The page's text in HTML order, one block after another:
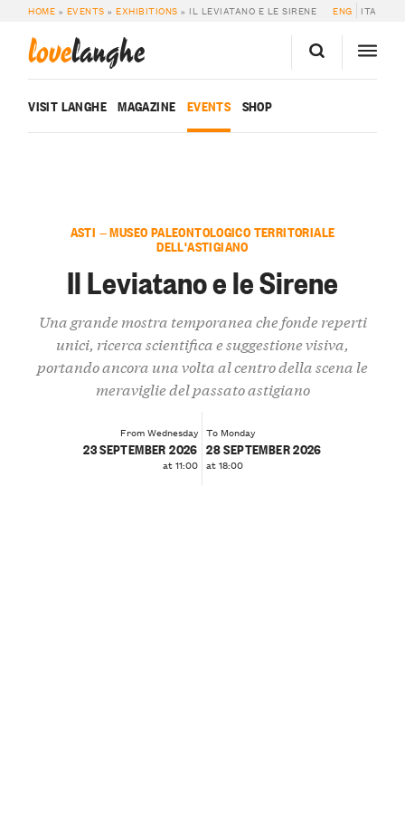
HOME » EVENTS »EXHIBITIONS » IL LEVIATANO E LE SIRENE ENG ITA
lovelanghe
VISIT LANGHE MAGAZINE EVENTS SHOP
ASTI — MUSEO PALEONTOLOGICO TERRITORIALE
DELL'ASTIGIANO
Il Leviatano e le Sirene
Una grande mostra temporanea che fonde reperti
unici, ricerca scientifica e suggestione visiva,
portando ancora una volta al centro della scena le
meraviglie del passato astigiano
From Wednesday
23 SEPTEMBER 2026
at 11:00
To Monday
28 SEPTEMBER 2026
at 18:00